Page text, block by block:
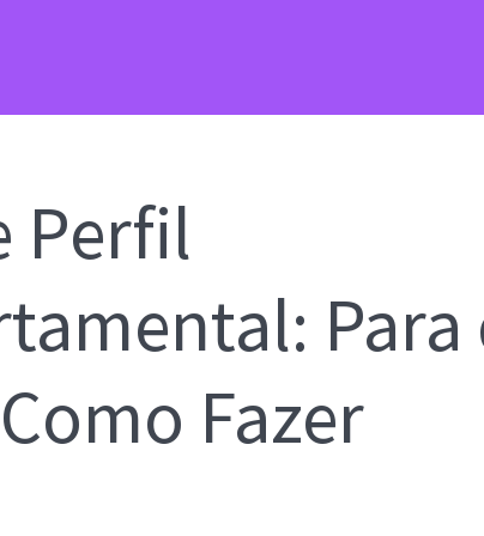
Perfil
Para
Fazer